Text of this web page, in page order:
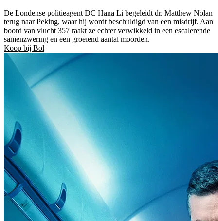
De Londense politieagent DC Hana Li begeleidt dr. Matthew Nolan
terug naar Peking, waar hij wordt beschuldigd van een misdrijf. Aan
boord van vlucht 357 raakt ze echter verwikkeld in een escalerende
samenzwering en een groeiend aantal moorden.
Koop bij Bol